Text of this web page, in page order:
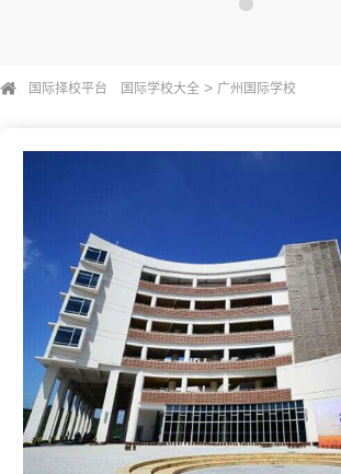
国际择校平台 国际学校大全 > 广州国际学校